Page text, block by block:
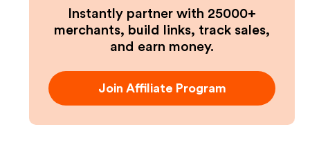
Instantly partner with 25000+
merchants, build links, track sales,
and earn money.
Join Affiliate Program